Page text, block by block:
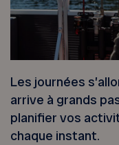
Les journées
arrive à grands
planifier vos
chaque instant.